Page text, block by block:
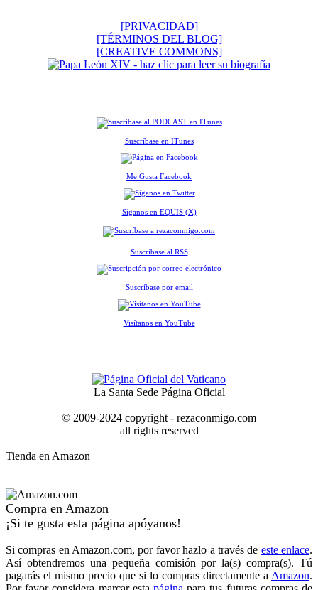
[PRIVACIDAD]
[TÉRMINOS DEL BLOG]
[CREATIVE COMMONS]
Suscríbase en ITunes
Me Gusta Facebook
Síganos en EQUIS (X)
Suscríbase al RSS
Suscríbase por email
Visítanos en YouTube
La Santa Sede Página Oficial
© 2009-2024 copyright - rezaconmigo.com
all rights reserved
Tienda en Amazon
Compra en Amazon
¡Si te gusta esta página apóyanos!
Si compras en Amazon.com, por favor hazlo a través de este enlace.
Así obtendremos una pequeña comisión por la(s) compra(s). Tú
pagarás el mismo precio que si lo compras directamente a Amazon.